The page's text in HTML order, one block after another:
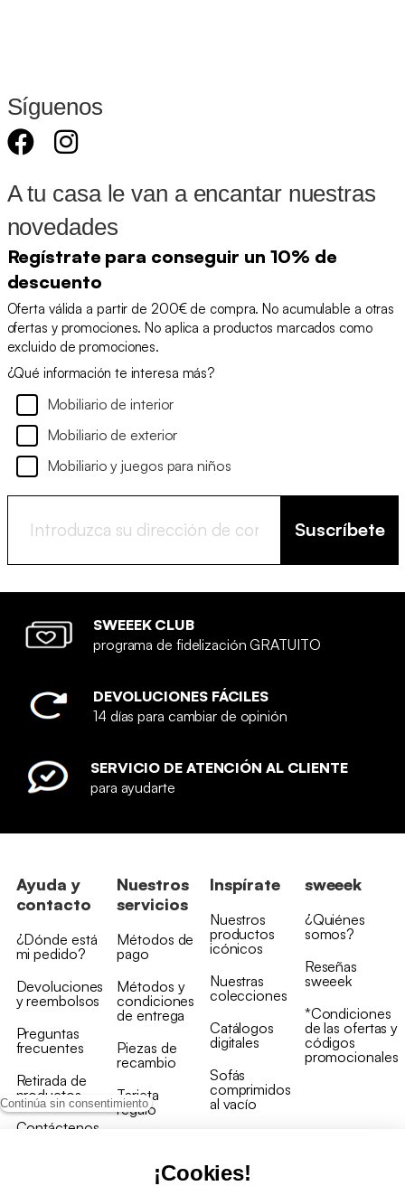
Continúa sin consentimiento
¡Cookies!
Síguenos
A tu casa le van a encantar nuestras
novedades
Regístrate para conseguir un 10% de
descuento
Oferta válida a partir de 200€ de compra. No acumulable a otras
ofertas y promociones. No aplica a productos marcados como
excluido de promociones.
¿Qué información te interesa más?
Mobiliario de interior
Mobiliario de exterior
Mobiliario y juegos para niños
Suscríbete
SWEEEK CLUB
programa de fidelización GRATUITO
DEVOLUCIONES FÁCILES
14 días para cambiar de opinión
SERVICIO DE ATENCIÓN AL CLIENTE
para ayudarte
Ayuda y
contacto
¿Dónde está
mi pedido?
Devoluciones
y reembolsos
Preguntas
frecuentes
Retirada de
productos
Contáctenos
Nuestros
servicios
Métodos de
pago
Métodos y
condiciones
de entrega
Piezas de
recambio
Tarjeta
regalo
Inspírate
Nuestros
productos
icónicos
Nuestras
colecciones
Catálogos
digitales
Sofás
comprimidos
al vacío
sweeek
¿Quiénes
somos?
Reseñas
sweeek
*Condiciones
de las ofertas y
códigos
promocionales